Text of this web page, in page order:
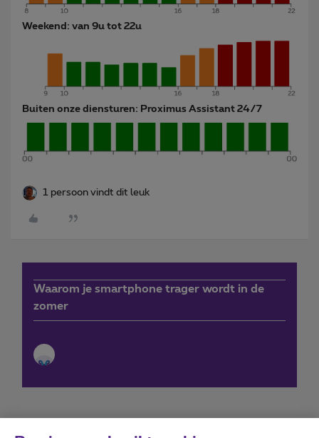
Weekend: van 9u tot 22u
Buiten onze diensturen: Proximus Assistant 24/7
1 persoon vindt dit leuk
Waarom je smartphone trager wordt in de
zomer